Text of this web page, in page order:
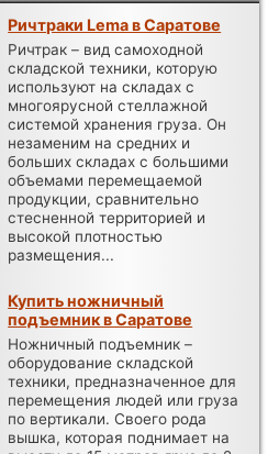
Ричтраки Lema в Саратове
Ричтрак – вид самоходной
складской техники, которую
используют на складах с
многоярусной стеллажной
системой хранения груза. Он
незаменим на средних и
больших складах с большими
объемами перемещаемой
продукции, сравнительно
стесненной территорией и
высокой плотностью
размещения...
Купить ножничный
подъемник в Саратове
Ножничный подъемник –
оборудование складской
техники, предназначенное для
перемещения людей или груза
по вертикали. Своего рода
вышка, которая поднимает на